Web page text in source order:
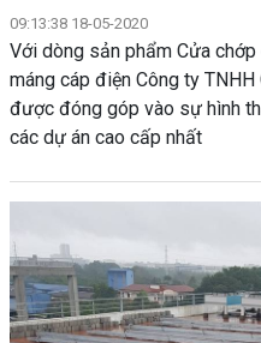
09:13:38 18-05-2020
Với dòng sản phẩm Cửa
máng cáp điện Công ty
được đóng góp vào sự hình
các dự án cao cấp nhất